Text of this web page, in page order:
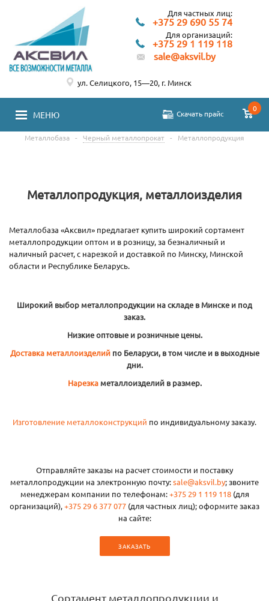
Для частных лиц:
+375 29 690 55 74
Для организаций:
+375 29 1 119 118
sale@aksvil.by
МЕНЮ Скачать прайс
0
ул. Селицкого, 15—20, г. Минск
Металлобаза - Черный металлопрокат - Металлопродукция
Металлопродукция, металлоизделия
Металлобаза «Аксвил» предлагает купить широкий сортамент
металлопродукции оптом и в розницу, за безналичный и
наличный расчет, с нарезкой и доставкой по Минску, Минской
области и Республике Беларусь.
Широкий выбор металлопродукции на складе в Минске и под
заказ.
Низкие оптовые и розничные цены.
Доставка металлоизделийпо Беларуси, в том числе и в выходные
дни.
Нарезкаметаллоизделий в размер.
Изготовление металлоконструкций по индивидуальному заказу.
Отправляйте заказы на расчет стоимости и поставку
металлопродукции на электронную почту:sale@aksvil.by; звоните
менеджерам компании по телефонам:+375 29 1 119 118(для
организаций),+375 29 6 377 077 (для частных лиц); оформите заказ
на сайте:
ЗАКАЗАТЬ
Сортамент металлопродукции и